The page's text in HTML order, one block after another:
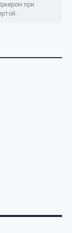
при